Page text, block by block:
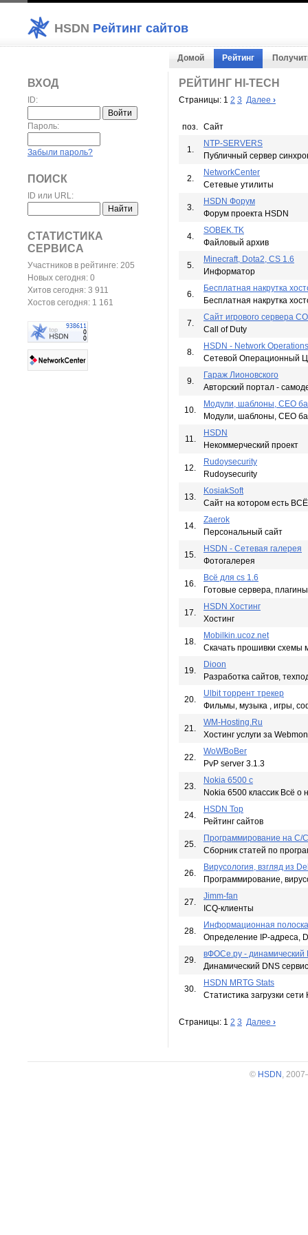
HSDN Рейтинг сайтов
Домой Рейтинг
РЕЙТИНГ HI-TECH
Страницы: 1 2 3 Далее ›
поз. Сайт
1.
NTP-SERVERS
Публичный сервер
2.
NetworkCenter
Сетевые утилиты
3.
HSDN Форум
Форум проекта HSDN
4.
SOBEK.TK
Файловый архив
5.
Minecraft, Dota2, CS 1.6
Информатор
6.
Бесплатная накрутка
Бесплатная накрутка
7.
Cайт игрового сервера
Call of Duty
8.
HSDN - Network
Сетевой Операционный
9.
Гараж Лионовского
Авторский портал -
10.
Модули, шаблоны, СЕО
Модули, шаблоны, СЕО
11.
HSDN
Некоммерческий проект
12.
Rudoysecurity
Rudoysecurity
13.
KosiakSoft
Сайт на котором есть
14.
Zaerok
Персональный сайт
15.
HSDN - Сетевая галерея
Фотогалерея
16.
Всё для cs 1.6
Готовые сервера,
17.
HSDN Хостинг
Хостинг
18.
Mobilkin.ucoz.net
Скачать прошивки схемы
19.
Dioon
Разработка сайтов,
20.
Ulbit торрент трекер
Фильмы, музыка , игры,
21.
WM-Hosting.Ru
Хостинг услуги за
22.
WoWBoBer
PvP server 3.1.3
23.
Nokia 6500 c
Nokia 6500 классик Всё о
24.
HSDN Top
Рейтинг сайтов
25.
Программирование на C/
Сборник статей по
26.
Вирусология, взгляд из
Программирование,
27.
Jimm-fan
ICQ-клиенты
28.
Информационная полоска
Определение IP-адреса,
29.
вФОСе.ру - динамический
Динамический DNS сервис
30.
HSDN MRTG Stats
Статистика загрузки сети
Страницы: 1 2 3 Далее ›
ВХОД
ID:
Пароль:
Забыли пароль?
ПОИСК
ID или URL:
СТАТИСТИКА
СЕРВИСА
Участников в рейтинге: 205
Новых сегодня: 0
Хитов сегодня: 3 911
Хостов сегодня: 1 161
© HSDN ,